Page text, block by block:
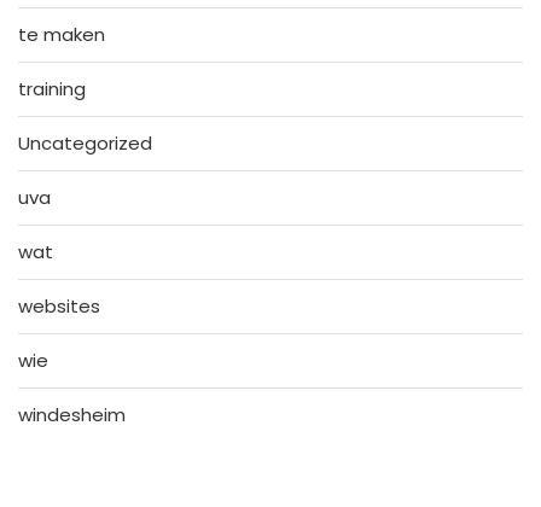
te maken
training
Uncategorized
uva
wat
websites
wie
windesheim